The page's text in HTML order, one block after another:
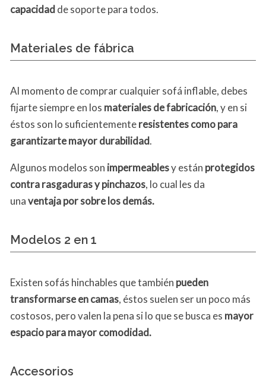
capacidad de soporte para todos.
Materiales de fábrica
Al momento de comprar cualquier sofá inflable, debes
fijarte siempre en los materiales de fabricación, y en si
éstos son lo suficientementeresistentes como para
garantizarte mayor durabilidad.
Algunos modelos son impermeablesy están protegidos
contra rasgaduras y pinchazos, lo cual les da
unaventaja por sobre los demás.
Modelos 2 en 1
Existen sofás hinchables que también pueden
transformarse en camas, éstos suelen ser un poco más
costosos, pero valen la pena si lo que se busca es mayor
espacio para mayor comodidad.
Accesorios